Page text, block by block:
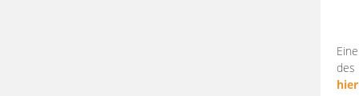
des
hier